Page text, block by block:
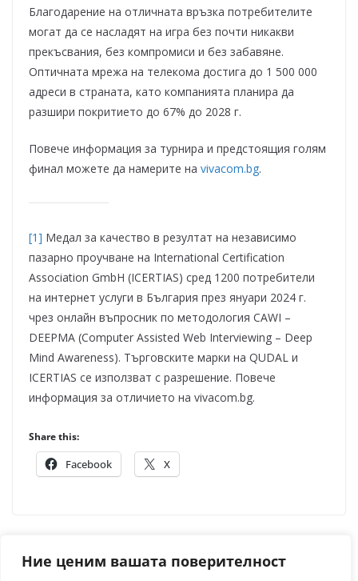
Ние ценим вашата поверителност
Благодарение на отличната връзка потребителите
могат да се насладят на игра без почти никакви
прекъсвания, без компромиси и без забавяне.
Оптичната мрежа на телекома достига до 1 500 000
адреси в страната, като компанията планира да
разшири покритието до 67% до 2028 г.
Повече информация за турнира и предстоящия голям
финал можете да намерите на vivacom.bg.
[1] Медал за качество в резултат на независимо
пазарно проучване на International Certification
Association GmbH (ICERTIAS) сред 1200 потребители
на интернет услуги в България през януари 2024 г.
чрез онлайн въпросник по методология CAWI –
DEEPMA (Computer Assisted Web Interviewing – Deep
Mind Awareness). Търговските марки на QUDAL и
ICERTIAS се използват с разрешение. Повече
информация за отличието на vivacom.bg.
Share this:
Facebook X
столичани в метрото през ноември